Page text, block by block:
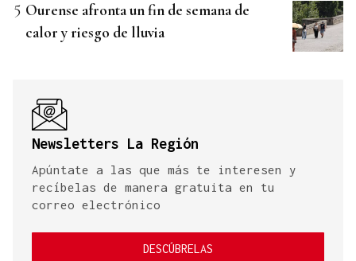
Ourense afronta un fin de semana de
calor y riesgo de lluvia
Newsletters La Región
Apúntate a las que más te interesen y
recíbelas de manera gratuita en tu
correo electrónico
DESCÚBRELAS